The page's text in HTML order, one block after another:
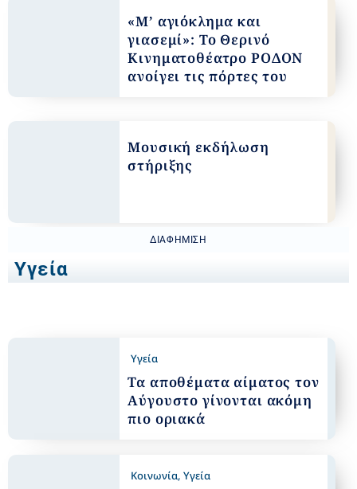
«Μ’ αγιόκλημα και
γιασεμί»: Το Θερινό
Κινηματοθέατρο ΡΟΔΟΝ
ανοίγει τις πόρτες του
Μουσική εκδήλωση
στήριξης
ΔΙΑΦΉΜΙΣΗ
Υγεία
Υγεία
Τα αποθέματα αίματος τον
Αύγουστο γίνονται ακόμη
πιο οριακά
Κοινωνία,Υγεία